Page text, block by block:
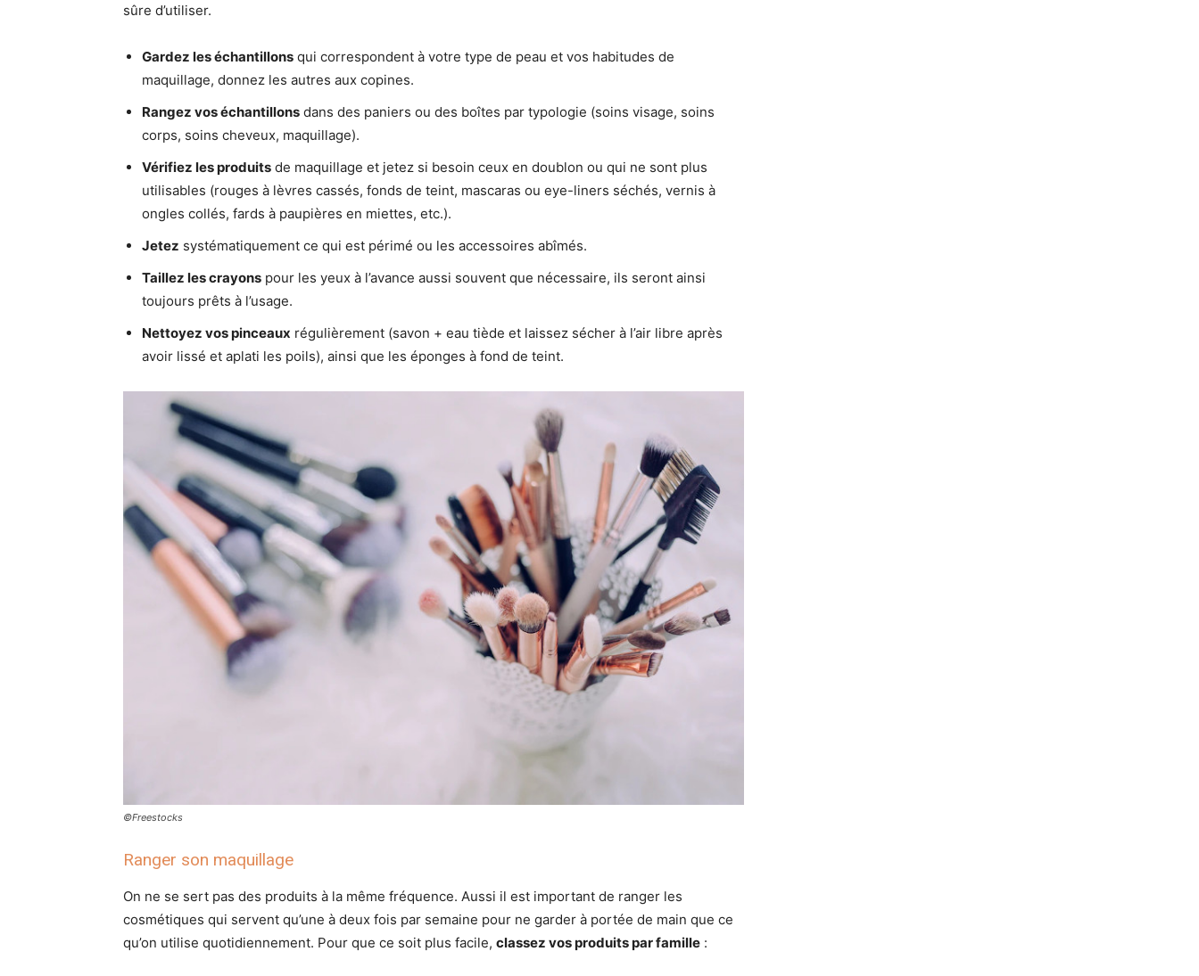
sûre d’utiliser.
Gardez les échantillons qui correspondent à votre type de peau et vos habitudes de
maquillage, donnez les autres aux copines.
Rangez vos échantillons dans des paniers ou des boîtes par typologie (soins visage, soins
corps, soins cheveux, maquillage).
Vérifiez les produits de maquillage et jetez si besoin ceux en doublon ou qui ne sont plus
utilisables (rouges à lèvres cassés, fonds de teint, mascaras ou eye-liners séchés, vernis à
ongles collés, fards à paupières en miettes, etc.).
Jetez systématiquement ce qui est périmé ou les accessoires abîmés.
Taillez les crayons pour les yeux à l’avance aussi souvent que nécessaire, ils seront ainsi
toujours prêts à l’usage.
Nettoyez vos pinceaux régulièrement (savon + eau tiède et laissez sécher à l’air libre après
avoir lissé et aplati les poils), ainsi que les éponges à fond de teint.
©Freestocks
Ranger son maquillage
On ne se sert pas des produits à la même fréquence. Aussi il est important de ranger les
cosmétiques qui servent qu’une à deux fois par semaine pour ne garder à portée de main que ce
qu’on utilise quotidiennement. Pour que ce soit plus facile, classez vos produits par famille :